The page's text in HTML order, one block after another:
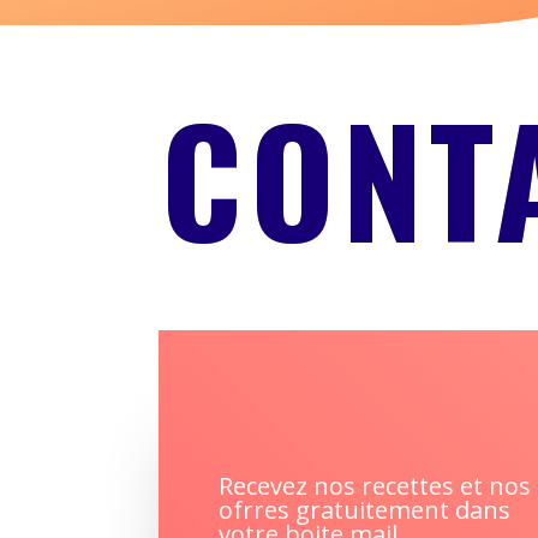
Recevez nos recettes et nos
ofrres gratuitement dans